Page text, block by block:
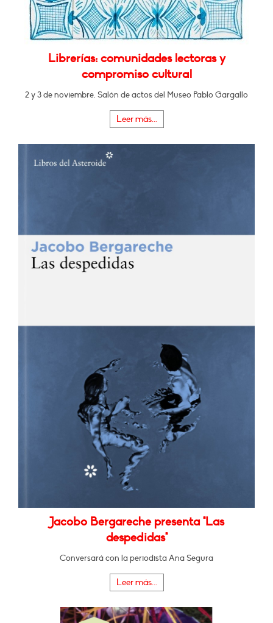
Librerías: comunidades lectoras y
compromiso cultural
2 y 3 de noviembre. Salón de actos del Museo Pablo Gargallo
Leer más...
Jacobo Bergareche presenta "Las
despedidas"
Conversará con la periodista Ana Segura
Leer más...